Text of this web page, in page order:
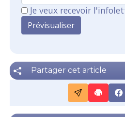
Je veux recevoir
Partager cet article